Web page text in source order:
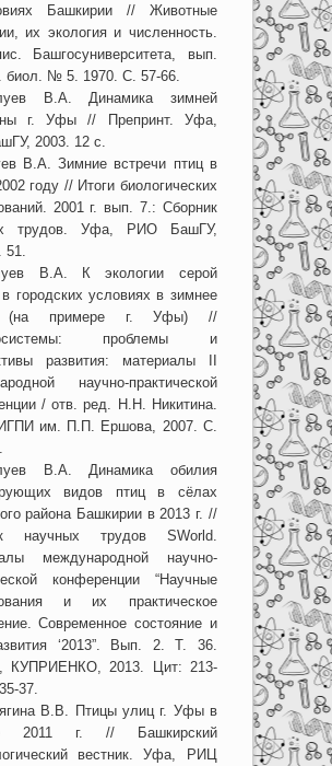
Башкирии // Животные
их экология и численность.
Башгосуниверситета, вып.
биол. № 5. 1970. С. 57-66.
В.А. Динамика зимней
г. Уфы // Препринт. Уфа,
2003. 12 с.
В.А. Зимние встречи птиц в
году // Итоги биологических
2001 г. вып. 7.: Сборник
трудов. Уфа, РИО БашГУ,
В.А. К экологии серой
городских условиях в зимнее
(на примере г. Уфы) //
проблемы и
развития: материалы II
научно-практической
/ отв. ред. Н.Н. Никитина.
им. П.П. Ершова, 2007. С.
В.А. Динамика обилия
видов птиц в сёлах
района Башкирии в 2013 г. //
научных трудов SWorld.
международной научно-
конференции “Научные
и их практическое
Современное состояние и
‘2013”. Вып. 2. Т. 36.
КУПРИЕНКО, 2013. Цит: 213-
37.
В.В. Птицы улиц г. Уфы в
2011 г. // Башкирский
вестник. Уфа, РИЦ